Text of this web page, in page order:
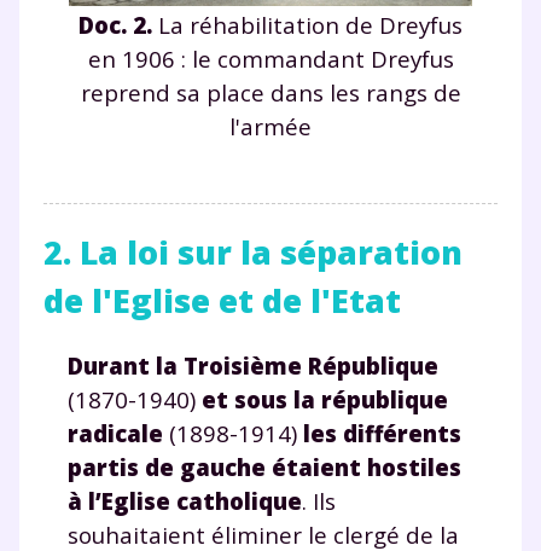
Doc. 2. La réhabilitation de Dreyfus
en 1906 : le commandant Dreyfus
reprend sa place dans les rangs de
l'armée
2. La loi sur la séparation
de l'Eglise et de l'Etat
Durant la Troisième République
(1870-1940) et sous la république
radicale (1898-1914) les différents
partis de gauche étaient hostiles
à l’Eglise catholique. Ils
souhaitaient éliminer le clergé de la